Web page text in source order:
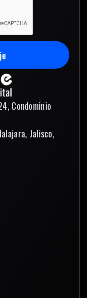
Condominio
Jalisco,